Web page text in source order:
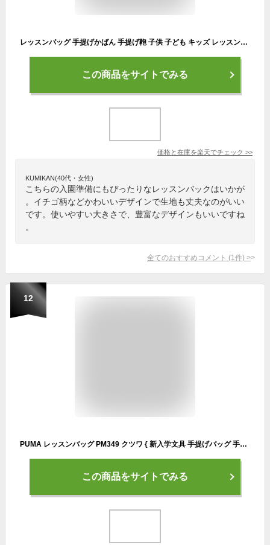
レッスンバッグ 手提げかばん 手提げ鞄 子供 子ども キッズ レッスンバック 習い事 習いごと 鞄 かばん カバン 男の子 女の子 保育園/幼稚園/小学生 入園準備/入学準備 通園 通学 入園祝い 入学祝い おしゃれ かわいい 誕生日 プレゼント 恐竜柄/いちご柄/無地 エフオー FO
この商品をサイトでみる
価格と在庫を楽天でチェック >>
KUMIKAN(40代・女性)
こちらの入園準備にもぴったりなレッスンバックはいかが
。イチゴ柄などかわいいデザインで生地も丈夫なのがいい
です。使いやすい大きさで、豊富なデザインもいいですね
。
全てのおすすめコメント (1 件) >
12
PUMA レッスンバッグ PM349 クツワ { 新入学文具 手提げバッグ 手提かばん 手提げバッグ プーマ 男の子 人気 スポーツ ブランド }{ 文具 文房具 学用品 入学準備 新学期 ギフト プレゼント お祝い 入学祝い }400[23I23]{あす楽 配送区分D}
この商品をサイトでみる